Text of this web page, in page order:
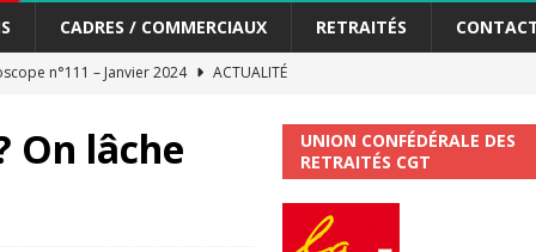
CADRES / COMMERCIAUX RETRAITÉS
n°111 – Janvier 2024
ACTUALITÉ
On lâche
UNION CONFÉDÉRALE DES
RETRAITÉS CGT